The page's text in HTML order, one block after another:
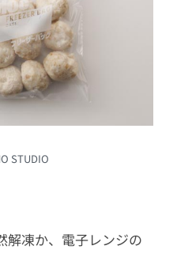
STUDIO
解凍か、電子レンジの